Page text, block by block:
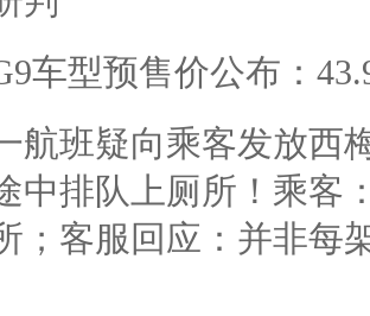
车型预售价公布：
航班疑向乘客发放西
中排队上厕所！乘客
；客服回应：并非每